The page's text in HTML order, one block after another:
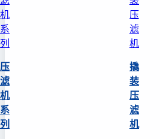
压
滤
机
系
列
撬
装
压
滤
机